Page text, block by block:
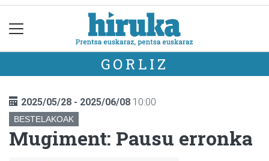
GORLIZ
2025/05/28 - 2025/06/08 10:00
BESTELAKOAK
Mugiment: Pausu erronka